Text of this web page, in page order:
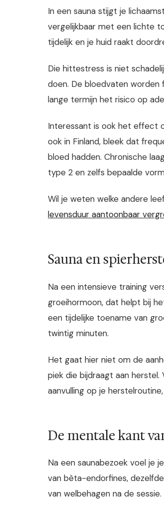
In een sauna stijgt je
vergelijkbaar met een lichte
tijdelijk en je huid raakt
Die hittestress is niet
doen. De bloedvaten worden
lange termijn het risico op
Interessant is ook het effect
ook in Finland, bleek dat
bloed hadden. Chronische
type 2 en zelfs bepaalde
Wil je weten welke andere
levensduur aantoonbaar
Sauna en
Na een intensieve training
groeihormoon, dat helpt bij
een tijdelijke toename van
twintig minuten.
Het gaat hier niet om de
piek die bijdraagt aan
aanvulling op je
De mentale kant
Na een saunabezoek voel je
van bèta-endorfines,
van welbehagen na de sessie.